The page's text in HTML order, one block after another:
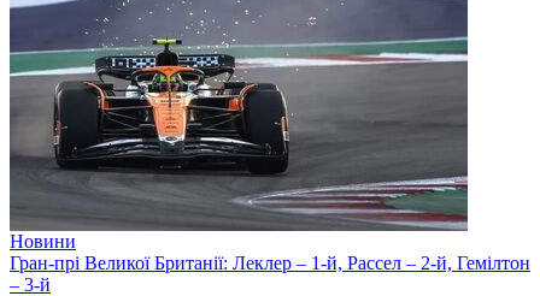
Новини
Гран-прі Великої Британії: Леклер – 1-й, Рассел – 2-й, Гемілтон
– 3-й